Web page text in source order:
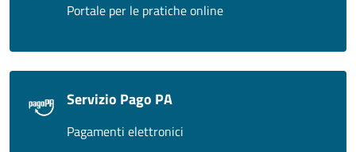
Portale per le pratiche online
Servizio Pago PA
Pagamenti elettronici